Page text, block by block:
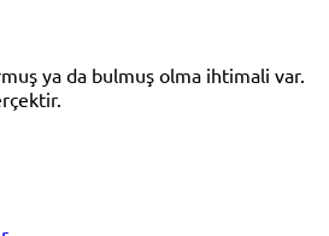
ya da bulmuş olma ihtimali var.